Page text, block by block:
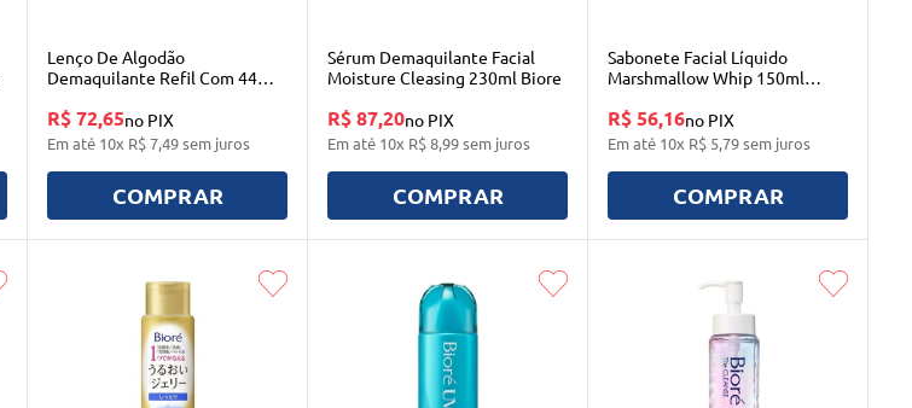
Lenço De Algodão
Demaquilante Refil Com 44
R$ 72,65no PIX
Em até 10x R$7,49sem juros
COMPRAR
Sérum Demaquilante Facial
Moisture Cleasing 230ml Biore
R$ 87,20no PIX
Em até 10x R$8,99sem juros
COMPRAR
Sabonete Facial Líquido
Marshmallow Whip 150ml
R$ 56,16no PIX
Em até 10x R$ 5,79sem juros
COMPRAR